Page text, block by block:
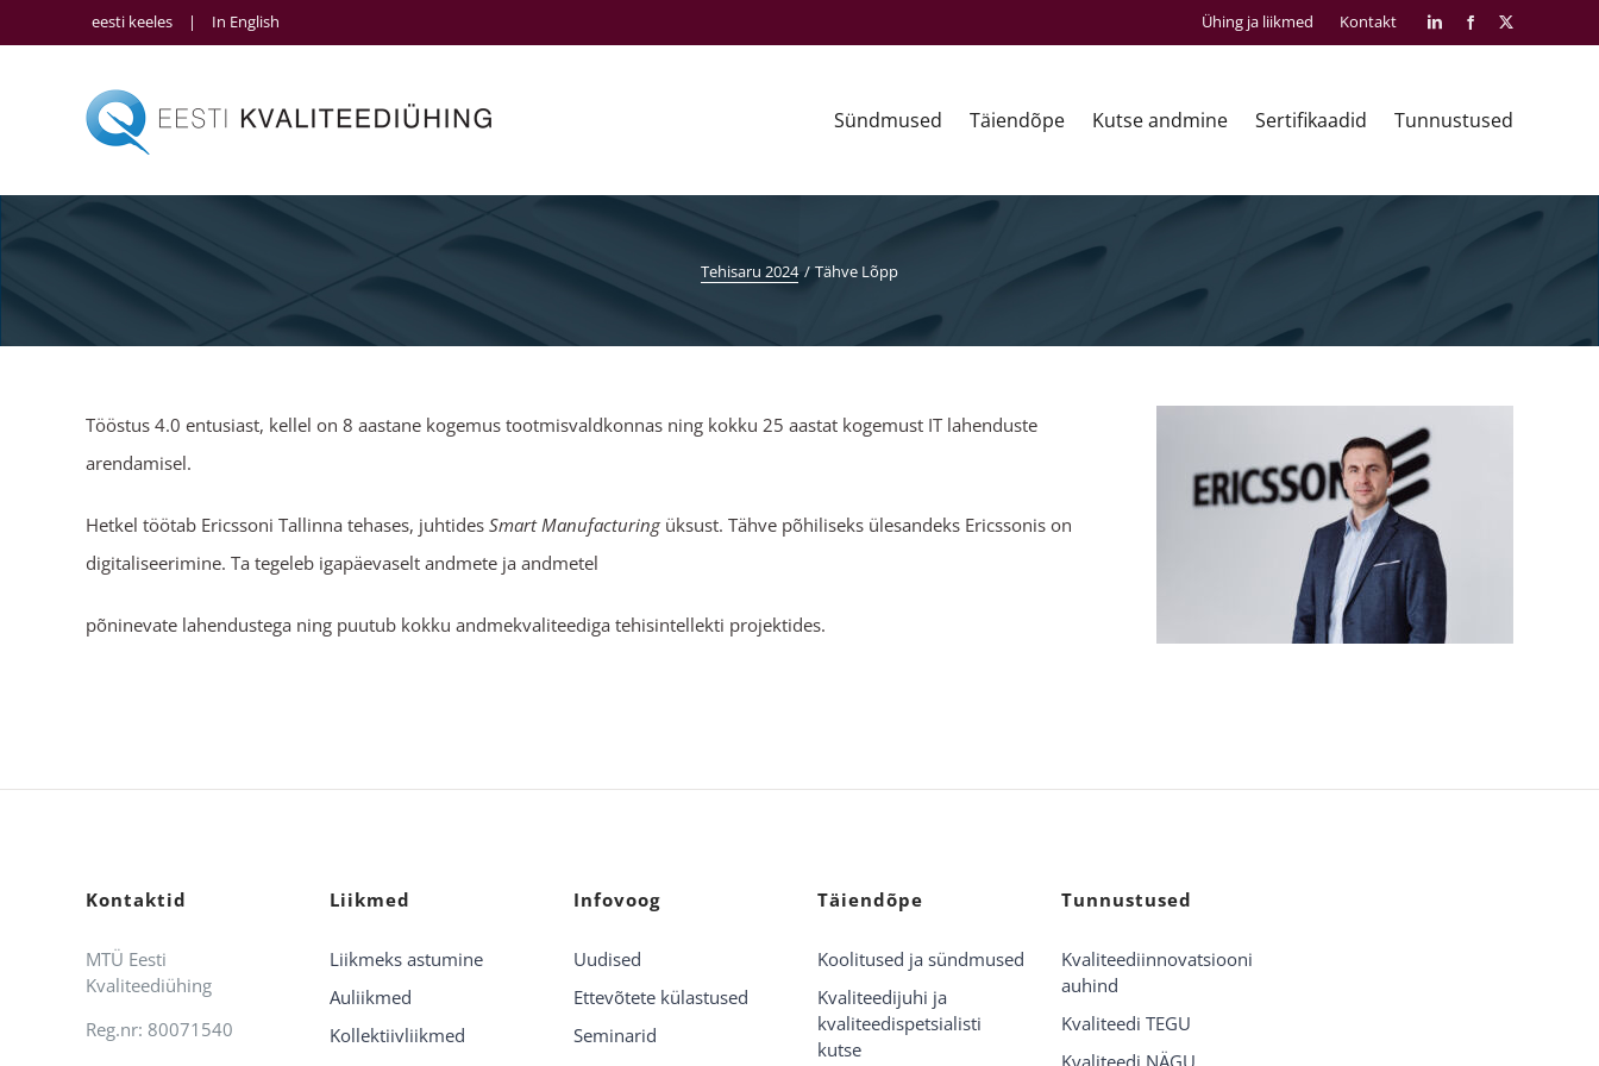
eesti keeles | In English Ühing ja liikmed Kontakt LinkedInFacebook
Sündmused Täiendõpe Kutse andmine Sertifikaadid Tunnustused
Tehisaru 2024 Tähve Lõpp
Tööstus 4.0 entusiast, kellel on 8 aastane kogemus tootmisvaldkonnas ning kokku 25 aastat kogemust IT lahenduste
arendamisel.
Hetkel töötab Ericssoni Tallinna tehases, juhtides Smart Manufacturingüksust. Tähve põhiliseks ülesandeks Ericssonis on
digitaliseerimine. Ta tegeleb igapäevaselt andmete ja andmetel
põninevate lahendustega ning puutub kokku andmekvaliteediga tehisintellekti projektides.
Kontaktid
MTÜ Eesti
Kvaliteediühing
Reg.nr: 80071540
Liikmed
Liikmeks astumine
Auliikmed
Kollektiivliikmed
Infovoog
Uudised
Ettevõtete külastused
Seminarid
Täiendõpe
Koolitused ja sündmused
Kvaliteedijuhi ja
kvaliteedispetsialisti
kutse
Tunnustused
Kvaliteediinnovatsiooni
auhind
Kvaliteedi TEGU
Kvaliteedi NÄGU